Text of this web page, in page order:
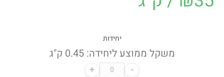
יחידות
משקל ממוצע ליחידה: 0.45 ק"ג
-
+